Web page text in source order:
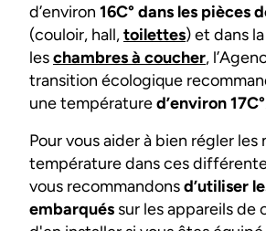
d’environ 16C° dans les pièces
(couloir, hall,toilettes) et dans la
leschambres à coucher,
transition écologique
une températured’environ 17C°
Pour vous aider à bien régler les
température dans ces
vous recommandonsd’utiliser
embarqués sur les appareils de